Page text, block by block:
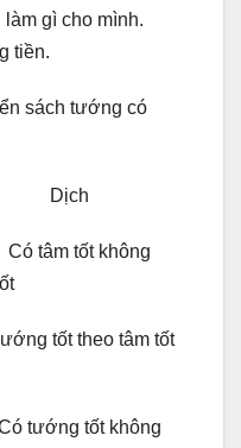
gì cho mình.
tiền.
sách tướng có
tâm tốt không
tốt theo tâm tốt
tướng tốt không